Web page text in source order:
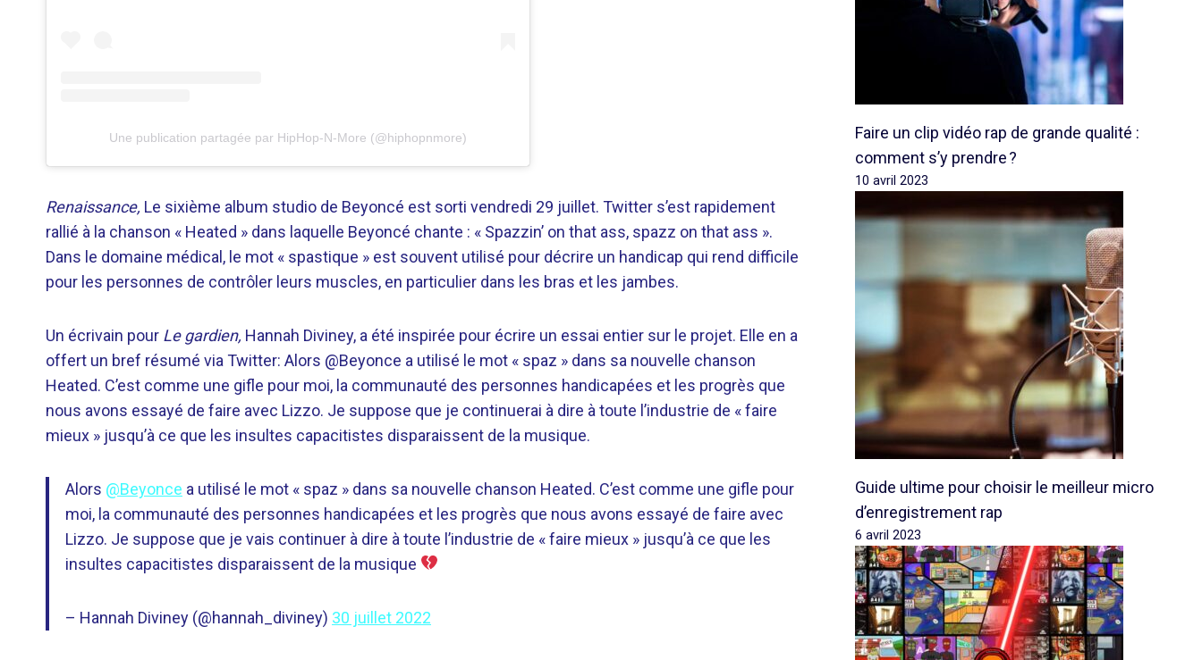
Une publication partagée par HipHop-N-More (@hiphopnmore)
Renaissance, Le sixième album studio de Beyoncé est sorti vendredi 29 juillet. Twitter s’est rapidement
rallié à la chanson « Heated » dans laquelle Beyoncé chante : « Spazzin’ on that ass, spazz on that ass ».
Dans le domaine médical, le mot « spastique » est souvent utilisé pour décrire un handicap qui rend difficile
pour les personnes de contrôler leurs muscles, en particulier dans les bras et les jambes.
Un écrivain pour Le gardien, Hannah Diviney, a été inspirée pour écrire un essai entier sur le projet. Elle en a
offert un bref résumé via Twitter: Alors @Beyonce a utilisé le mot « spaz » dans sa nouvelle chanson
Heated. C’est comme une gifle pour moi, la communauté des personnes handicapées et les progrès que
nous avons essayé de faire avec Lizzo. Je suppose que je continuerai à dire à toute l’industrie de « faire
mieux » jusqu’à ce que les insultes capacitistes disparaissent de la musique.
Alors @Beyonce a utilisé le mot « spaz » dans sa nouvelle chanson Heated. C’est comme une gifle pour
moi, la communauté des personnes handicapées et les progrès que nous avons essayé de faire avec
Lizzo. Je suppose que je vais continuer à dire à toute l’industrie de « faire mieux » jusqu’à ce que les
insultes capacitistes disparaissent de la musique
– Hannah Diviney (@hannah_diviney) 30 juillet 2022
Faire un clip vidéo rap de grande qualité :
comment s’y prendre ?
10 avril 2023
Guide ultime pour choisir le meilleur micro
d’enregistrement rap
6 avril 2023